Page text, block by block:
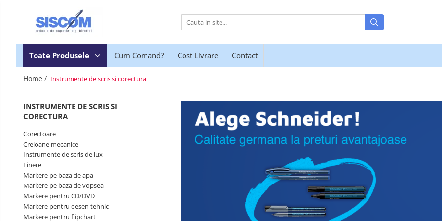
Toate Produsele
Accesorii pentru birou
Agrafe si clipsuri
Benzi adezive si dispensere pentru
Buzunare, folii autoadezive si
autolaminante
Capsatoare si decapsatoare
Capse
Cuttere, rezerve si cutite pentru
corespondenta
Elastice, buretiere, lupe
Foarfeci
Lipici si alti adezivi
Toate Produsele Cum Comand? Cost Livrare Contact
Home / Instrumente de scris si corectura
INSTRUMENTE DE SCRIS SI
CORECTURA
Corectoare
Creioane mecanice
Instrumente de scris de lux
Linere
Markere pe baza de apa
Markere pe baza de vopsea
Markere pentru CD/DVD
Markere pentru desen tehnic
Markere pentru flipchart